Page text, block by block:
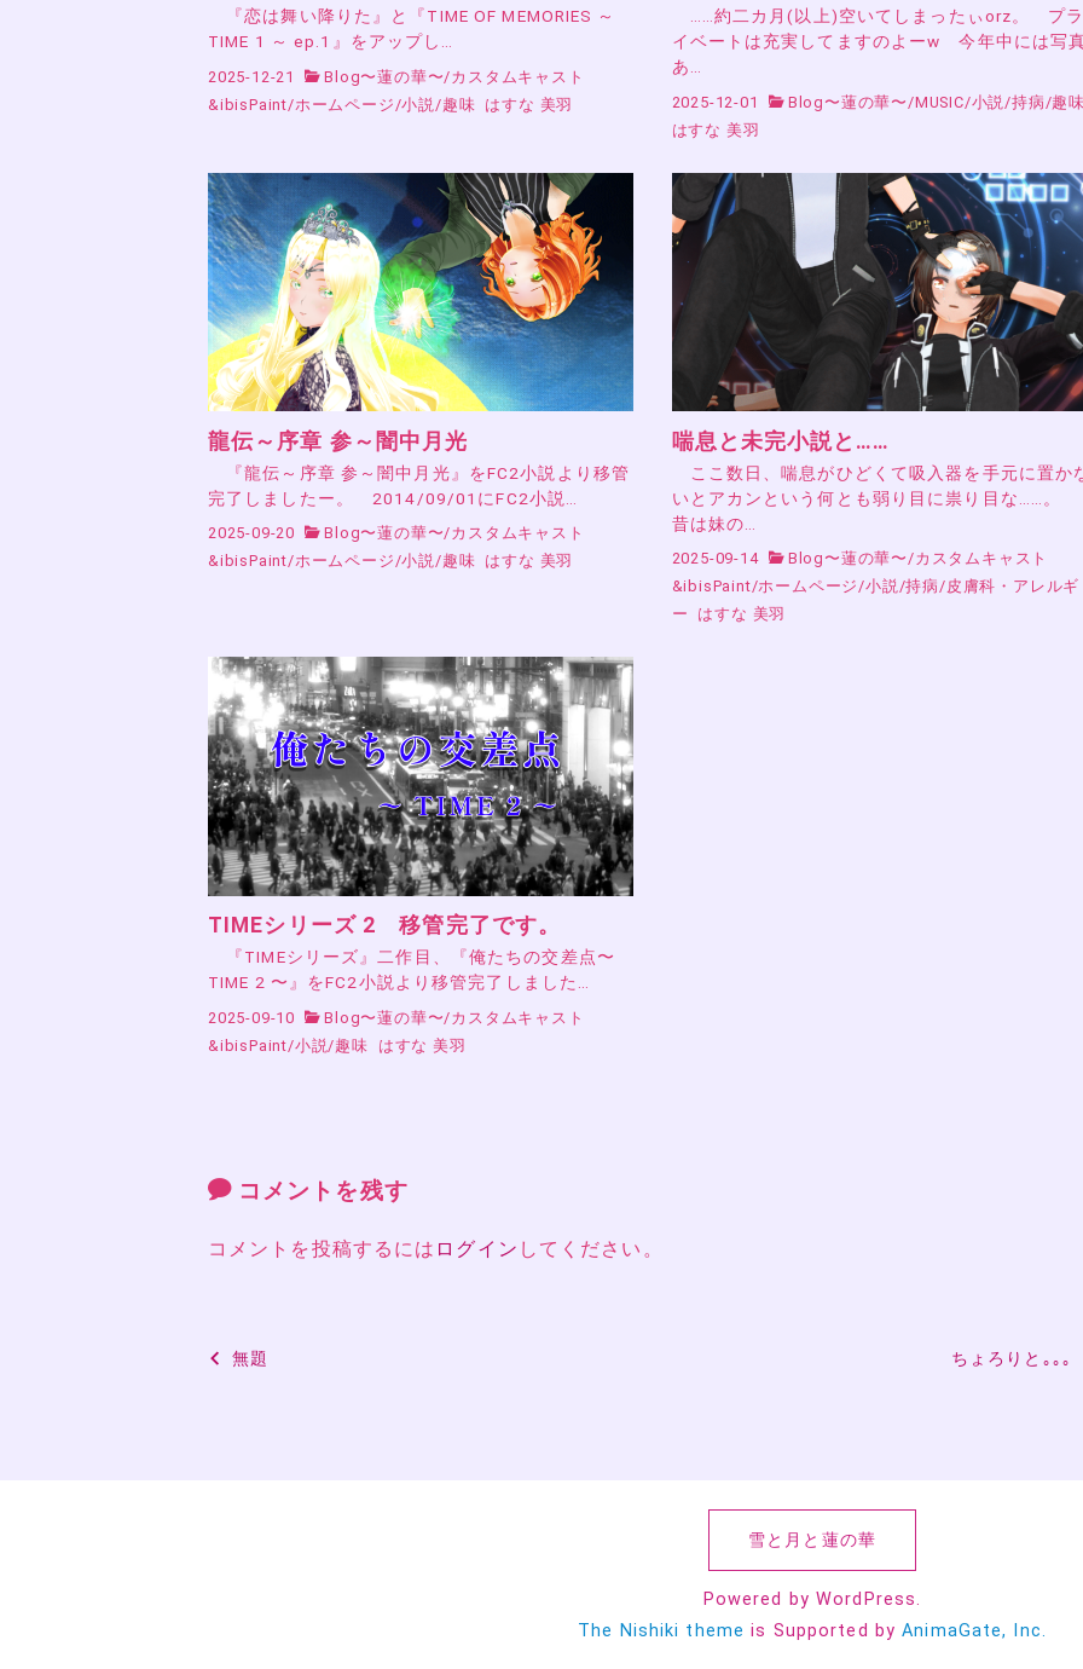
『恋は舞い降りた』と『TIME OF MEMORIES ～
TIME 1 ～ ep.1』をアップし…
2025-12-21 Blog〜蓮の華〜/カスタムキャスト
&ibisPaint/ホームページ /小説 /趣味 はすな 美羽
……約二カ月(以上)空いてしまったぃorz。 プ
イベートは充実してますのよーw 今年中には写
あ…
2025-12-01 Blog〜蓮の華〜 /MUSIC/小説 /持病 /趣
はすな 美羽
龍伝～序章 参～闇中月光
『龍伝～序章 参～闇中月光』をFC2小説より移管
完了しましたー。 2014/09/01にFC2小説…
2025-09-20 Blog〜蓮の華〜/カスタムキャスト
&ibisPaint/ホームページ/小説/趣味 はすな 美羽
喘息と未完小説と……
ここ数日、喘息がひどくて吸入器を手元に置か
いとアカンという何とも弱り目に祟り目な……。
昔は妹の…
2025-09-14 Blog〜蓮の華〜/カスタムキャスト
&ibisPaint/ホームページ/小説/持病/皮膚科・アレルギ
ー
はすな 美羽
TIMEシリーズ 2 移管完了です。
『TIMEシリーズ』二作目、『俺たちの交差点〜
TIME 2 〜』をFC2小説より移管完了しました…
2025-09-10 Blog〜蓮の華〜/カスタムキャスト
&ibisPaint/小説 /趣味 はすな 美羽
コメントを残す
コメントを投稿するには ログイン してください。
投
無題 ちょろりと｡｡｡
雪と月と蓮の華
Powered by WordPress.
The Nishiki theme is Supported byAnimaGate, Inc.